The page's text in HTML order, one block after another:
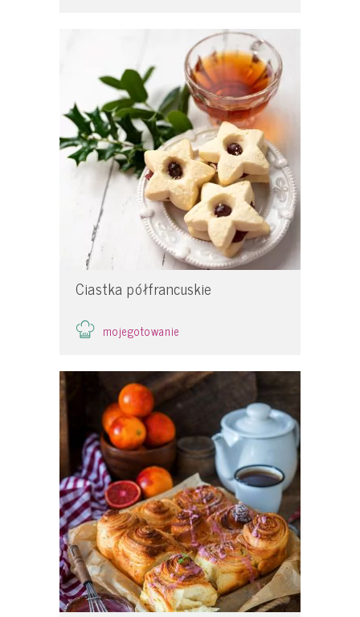
Ciastka półfrancuskie
mojegotowanie